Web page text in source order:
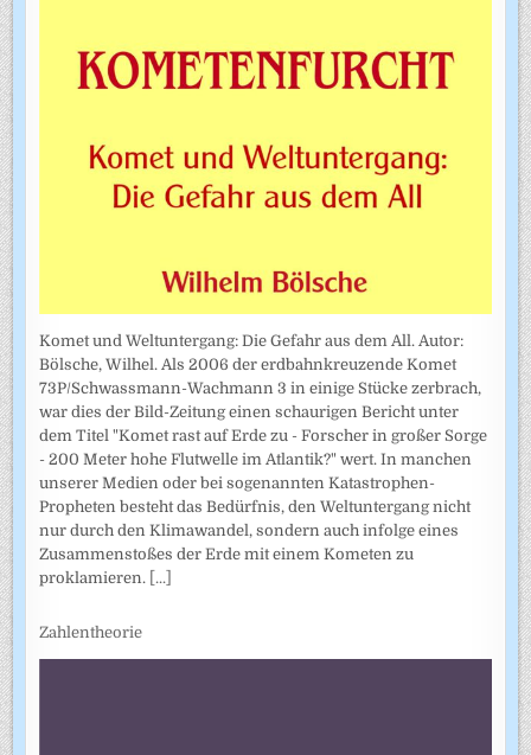
Komet und Weltuntergang: Die Gefahr aus dem All. Autor:
Bölsche, Wilhel. Als 2006 der erdbahnkreuzende Komet
73P/Schwassmann-Wachmann 3 in einige Stücke zerbrach,
war dies der Bild-Zeitung einen schaurigen Bericht unter
dem Titel "Komet rast auf Erde zu - Forscher in großer Sorge
- 200 Meter hohe Flutwelle im Atlantik?" wert. In manchen
unserer Medien oder bei sogenannten Katastrophen-
Propheten besteht das Bedürfnis, den Weltuntergang nicht
nur durch den Klimawandel, sondern auch infolge eines
Zusammenstoßes der Erde mit einem Kometen zu
proklamieren. [...]
Zahlentheorie